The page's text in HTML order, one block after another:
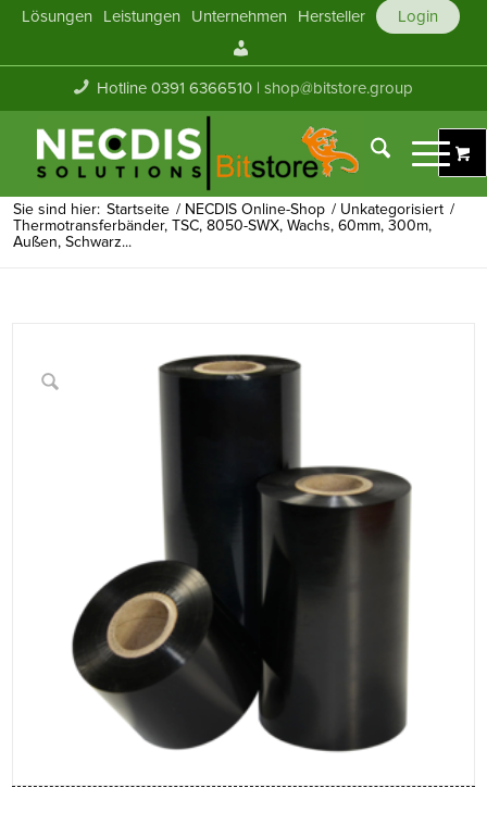
Lösungen Leistungen Unternehmen Hersteller
Login
Konto
Hotline 0391 6366510 |shop@bitstore.group
Sie sind hier: Startseite / NECDIS Online-Shop / Unkategorisiert /
Thermotransferbänder, TSC, 8050-SWX, Wachs, 60mm, 300m,
Außen, Schwarz...